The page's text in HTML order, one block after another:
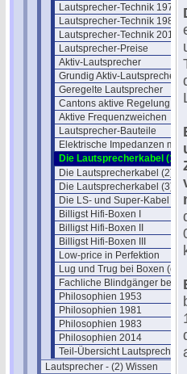
Lautsprecher-Technik 1977
Lautsprecher-Technik 1988
Lautsprecher-Technik 2015
Lautsprecher-Preise
Aktiv-Lautsprecher
Grundig Aktiv-Lautsprecher
Geregelte Lautsprecher
Cantons aktive Regelung
Aktive Frequenzweichen
Lautsprecher-Bauteile
Elektrische Impedanzen
Die Lautsprecherkabel (1)
Die Lautsprecherkabel (2)
Die Lautsprecherkabel (3)
Die LS- und Super-Kabel (4)
Billigst Hifi-Boxen I
Billigst Hifi-Boxen II
Billigst Hifi-Boxen III
Low-price in Perfektion
Lug und Trug bei Boxen
Fachliche Blindgänger bei
Philosophien 1953
Philosophien 1981
Philosophien 1983
Philosophien 2014
Teil-Übersicht Lautsprecher
Lautsprecher - (2) Wissen